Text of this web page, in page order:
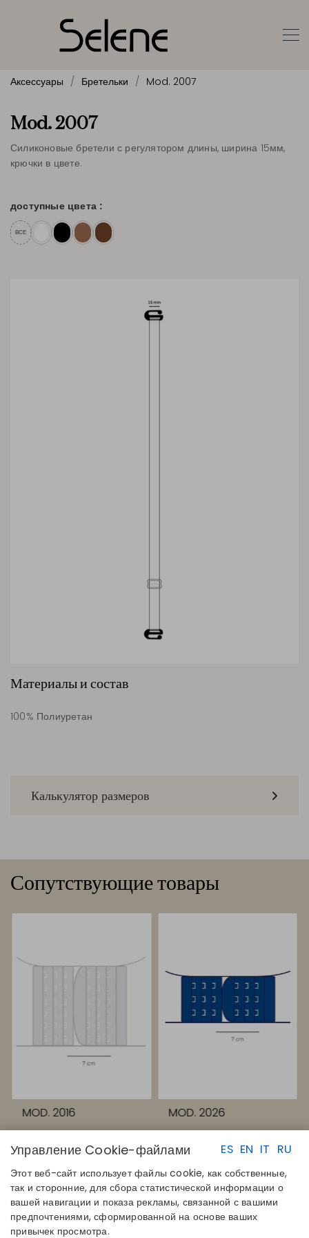
Аксессуары Бретельки Mod. 2007
Mod. 2007
Силиконовые бретели с регулятором длины, ширина 15мм,
крючки в цвете.
доступные цвета :
ВСЕ
Материалы и состав
100% Полиуретан
Калькулятор размеров
Сопутствующие товары
MOD. 2016 MOD. 2026
ES EN IT RU
Управление Cookie-файлами
Этот веб-сайт использует файлы cookie, как собственные,
так и сторонние, для сбора статистической информации о
вашей навигации и показа рекламы, связанной с вашими
предпочтениями, сформированной на основе ваших
привычек просмотра.
БЫСТРЫЕ ССЫЛКИ
Определите свой размер
КОНТАКТЫ